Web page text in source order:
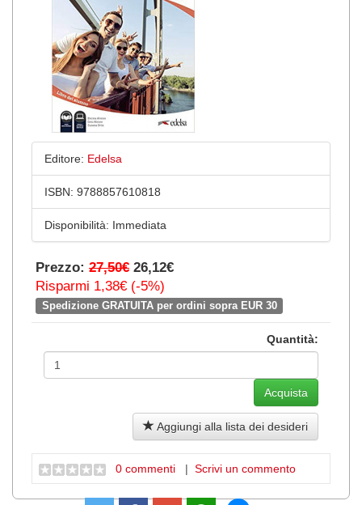
Editore: Edelsa
ISBN: 9788857610818
Disponibilità: Immediata
Prezzo: 27,50€ 26,12€
Risparmi 1,38€ (-5%)
Spedizione GRATUITA per ordini sopra EUR 30
Quantità:
Aggiungi alla lista dei desideri
0 commenti | Scrivi un commento